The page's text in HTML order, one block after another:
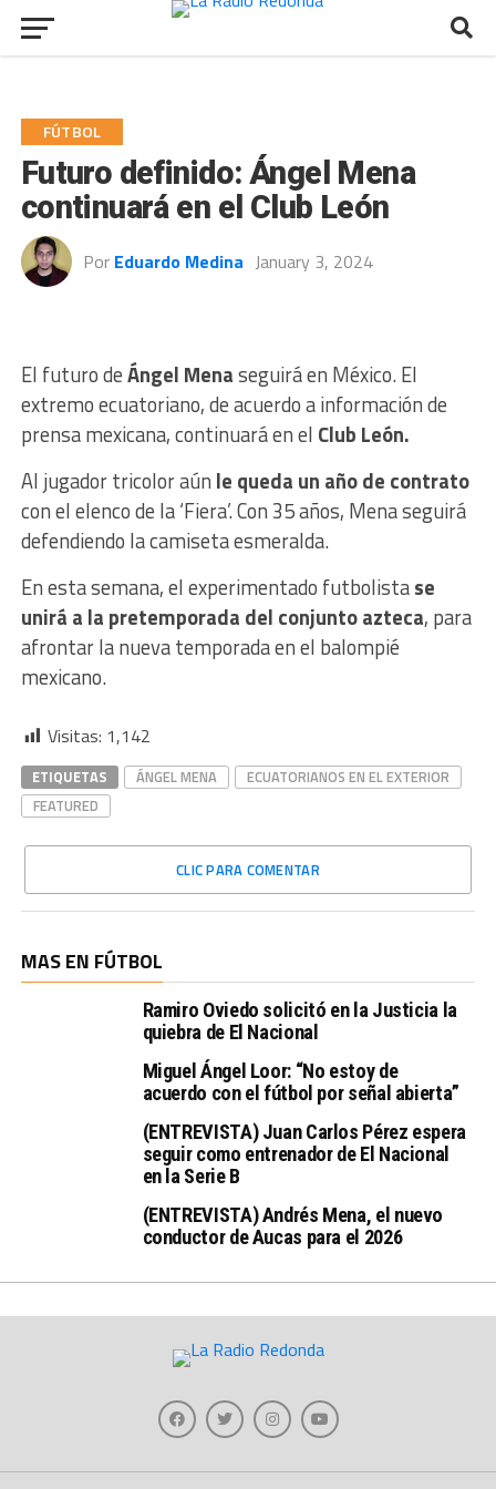
FÚTBOL
Futuro definido: Ángel Mena
continuará en el Club León
Por Eduardo Medina January 3, 2024
El futuro deÁngel Menaseguirá en México. El
extremo ecuatoriano, de acuerdo a información de
prensa mexicana, continuará en el Club León.
Al jugador tricolor aún le queda un año de contrato
con el elenco de la ‘Fiera’. Con 35 años, Mena seguirá
defendiendo la camiseta esmeralda.
En esta semana, el experimentado futbolistase
unirá a la pretemporada del conjunto azteca, para
afrontar la nueva temporada en el balompié
mexicano.
Visitas: 1,142
ETIQUETAS ÁNGEL MENA
ECUATORIANOS EN EL EXTERIOR
FEATURED
CLIC PARA COMENTAR
MAS EN FÚTBOL
Ramiro Oviedo solicitó en la Justicia la
quiebra de El Nacional
Miguel Ángel Loor: “No estoy de
acuerdo con el fútbol por señal abierta”
(ENTREVISTA) Juan Carlos Pérez espera
seguir como entrenador de El Nacional
en la Serie B
(ENTREVISTA) Andrés Mena, el nuevo
conductor de Aucas para el 2026